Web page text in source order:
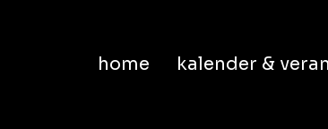
home kalender &